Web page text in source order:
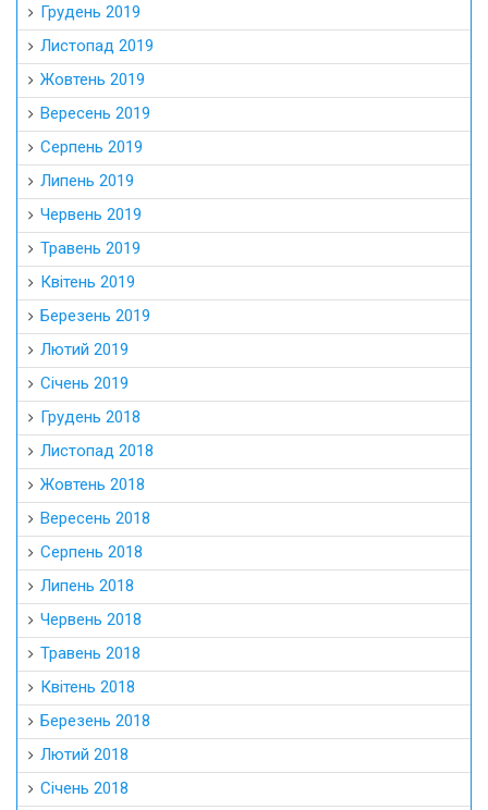
Грудень 2019
Листопад 2019
Жовтень 2019
Вересень 2019
Серпень 2019
Липень 2019
Червень 2019
Травень 2019
Квітень 2019
Березень 2019
Лютий 2019
Січень 2019
Грудень 2018
Листопад 2018
Жовтень 2018
Вересень 2018
Серпень 2018
Липень 2018
Червень 2018
Травень 2018
Квітень 2018
Березень 2018
Лютий 2018
Січень 2018